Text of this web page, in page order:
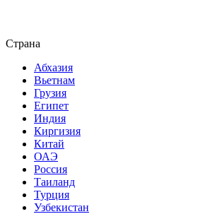
Страна
Абхазия
Вьетнам
Грузия
Египет
Индия
Киргизия
Китай
ОАЭ
Россия
Таиланд
Турция
Узбекистан